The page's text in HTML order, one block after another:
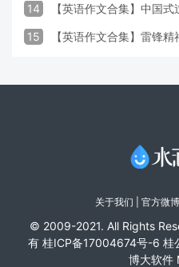
14 【英语作文合集】中国式
15 【英语作文合集】雷锋精
关于我们 官方微博
© 2009-2021. All Rights
有 桂ICP备17004674号-6 桂
博大软件